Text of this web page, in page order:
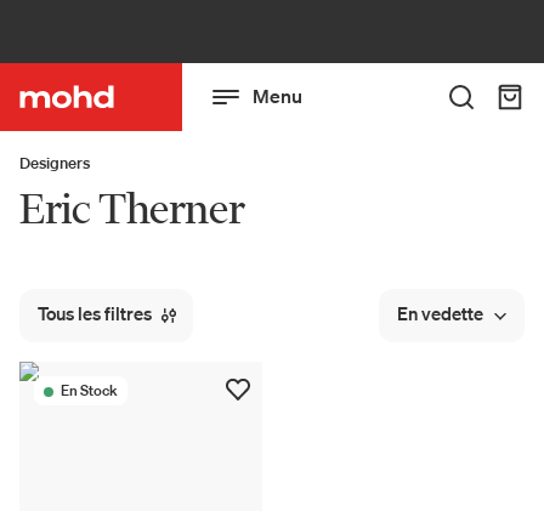
Menu
Designers
Eric Therner
Tous les filtres En vedette
En Stock